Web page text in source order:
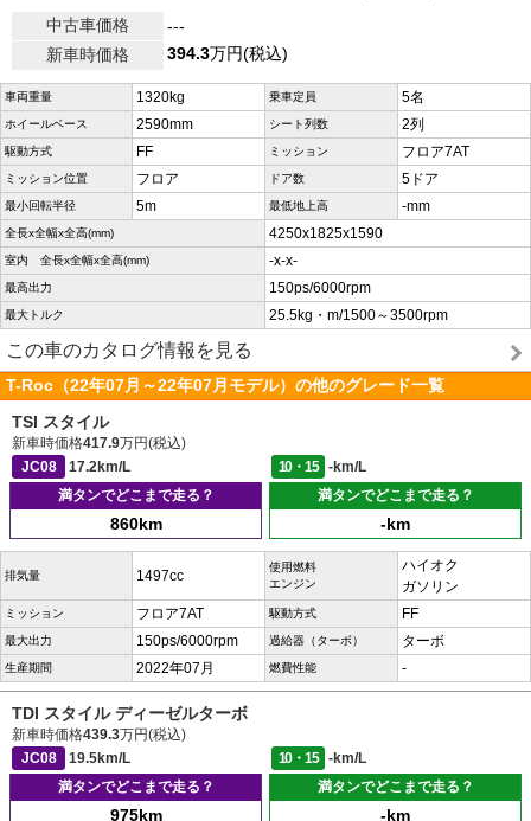
中古車価格
---
新車時価格
394.3万円(税込)
車両重量 1320kg 乗車定員 5名
ホイールベース 2590mm シート列数 2列
駆動方式 FF ミッション フロア7AT
ミッション位置 フロア ドア数 5ドア
最小回転半径 5m 最低地上高 -mm
全長x全幅x全高(mm) 4250x1825x1590
室内 全長x全幅x全高(mm) -x-x-
最高出力 150ps/6000rpm
最大トルク 25.5kg・m/1500～3500rpm
この車のカタログ情報を見る
T-Roc（22年07月～22年07月モデル）の他のグレード一覧
TSI スタイル
新車時価格417.9万円(税込)
JC08
17.2km/L 10・15
-km/L
満タンでどこまで走る？
860km
満タンでどこまで走る？
-km
排気量 1497cc
使用燃料
エンジン
ハイオク
ガソリン
ミッション フロア7AT 駆動方式 FF
最大出力 150ps/6000rpm 過給器（ターボ） ターボ
生産期間 2022年07月 燃費性能 -
TDI スタイル ディーゼルターボ
新車時価格439.3万円(税込)
JC08
19.5km/L 10・15
-km/L
満タンでどこまで走る？
975km
満タンでどこまで走る？
-km